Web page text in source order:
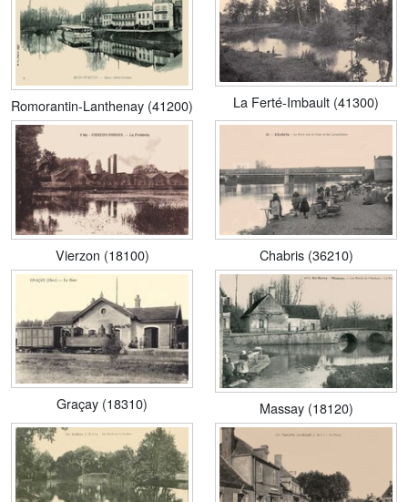
Romorantin-Lanthenay (41200) La Ferté-Imbault (41300)
Vierzon (18100) Chabris (36210)
Graçay (18310) Massay (18120)